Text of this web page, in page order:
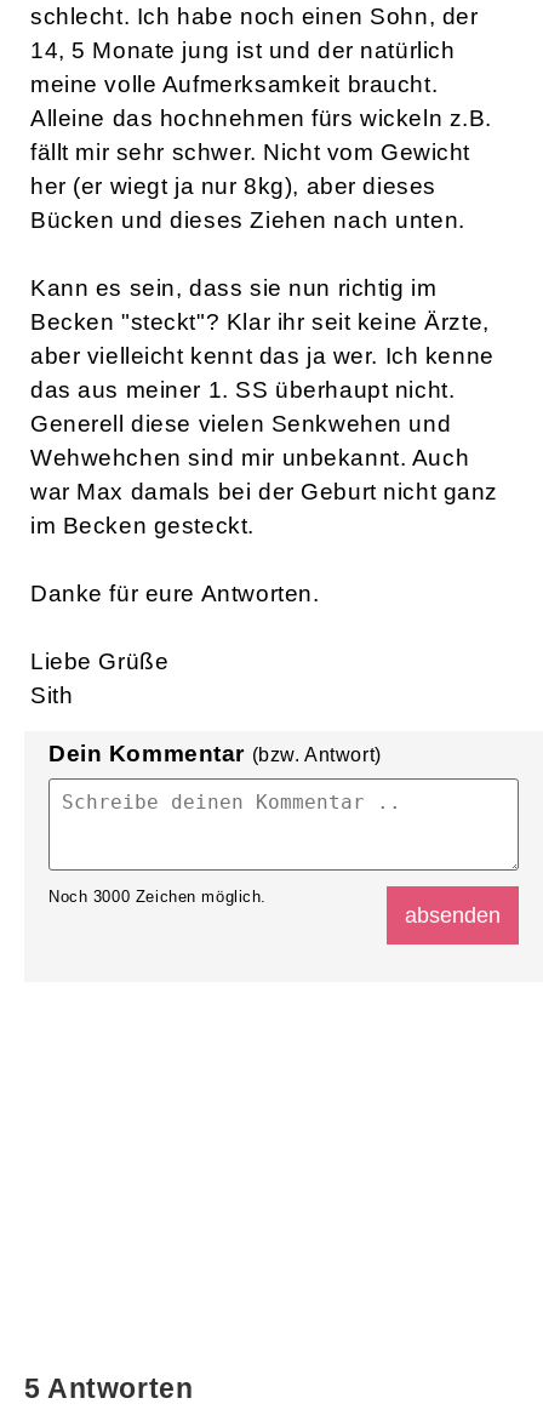
schlecht. Ich habe noch einen Sohn, der
14, 5 Monate jung ist und der natürlich
meine volle Aufmerksamkeit braucht.
Alleine das hochnehmen fürs wickeln z.B.
fällt mir sehr schwer. Nicht vom Gewicht
her (er wiegt ja nur 8kg), aber dieses
Bücken und dieses Ziehen nach unten.
Kann es sein, dass sie nun richtig im
Becken "steckt"? Klar ihr seit keine Ärzte,
aber vielleicht kennt das ja wer. Ich kenne
das aus meiner 1. SS überhaupt nicht.
Generell diese vielen Senkwehen und
Wehwehchen sind mir unbekannt. Auch
war Max damals bei der Geburt nicht ganz
im Becken gesteckt.
Danke für eure Antworten.
Liebe Grüße
Sith
Dein Kommentar (bzw. Antwort)
Noch 3000 Zeichen möglich.
5 Antworten